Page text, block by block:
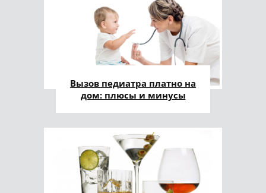
Вызов педиатра платно на
дом: плюсы и минусы